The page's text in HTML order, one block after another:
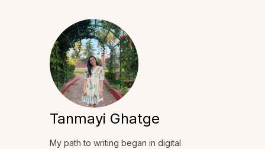
Tanmayi Ghatge
My path to writing began in digital